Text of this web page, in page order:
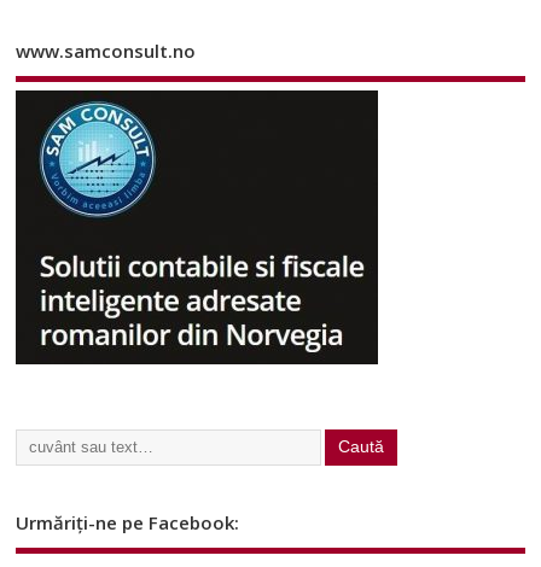
www.samconsult.no
Urmăriți-ne pe Facebook: